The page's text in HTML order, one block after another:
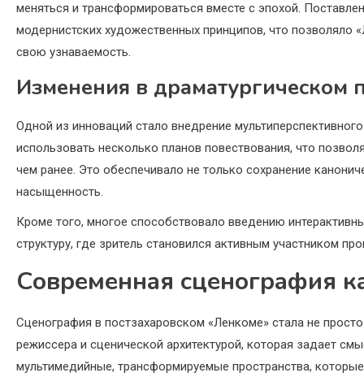
меняться и трансформироваться вместе с эпохой.
модернистских художественных принципов, что позволяло
свою узнаваемость.
Изменения в драматургическом
Одной из инноваций стало внедрение
использовать несколько планов повествования, что
чем ранее. Это обеспечивало не только сохранение
насыщенность.
Кроме того, многое способствовало введению
структуру, где зритель становился активным участником
Современная сценография
Сценография в постзахаровском «Ленкоме» стала не
режиссера и сценической архитектурой, которая задает
мультимедийные, трансформируемые пространства,